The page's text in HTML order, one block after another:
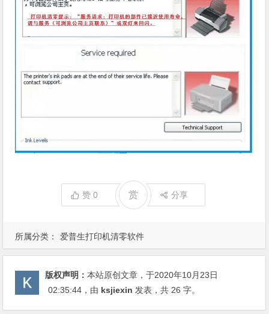
所属分类： 爱普生打印机清零软件
赞0 赏 分享
版权声明：本站原创文章，于2020年10月23日
02:35:44 ，由 ksjiexin 发表，共 26 字。